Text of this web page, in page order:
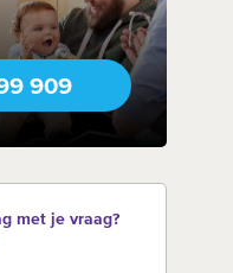
909
met je vraag?